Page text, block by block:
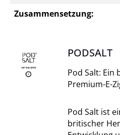
Zusammensetzung:
PODSALT
Pod Salt:
Premium-E-
Pod Salt ist
britischer